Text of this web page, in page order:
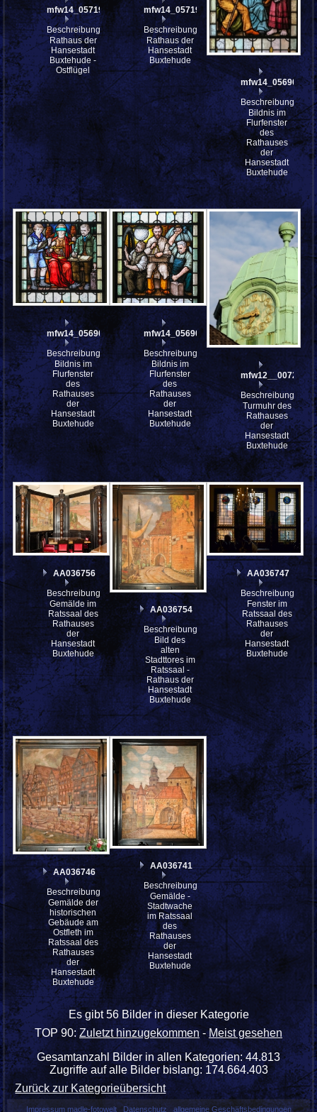
mfw14_057199
Beschreibung:
Rathaus der
Hansestadt
Buxtehude -
Ostflügel
mfw14_057198
Beschreibung:
Rathaus der
Hansestadt
Buxtehude
mfw14_056902
Beschreibung:
Bildnis im
Flurfenster
des
Rathauses
der
Hansestadt
Buxtehude
mfw14_056901
Beschreibung:
Bildnis im
Flurfenster
des
Rathauses
der
Hansestadt
Buxtehude
mfw14_056900
Beschreibung:
Bildnis im
Flurfenster
des
Rathauses
der
Hansestadt
Buxtehude
mfw12__007202
Beschreibung:
Turmuhr des
Rathauses
der
Hansestadt
Buxtehude
AA036756
Beschreibung:
Gemälde im
Ratssaal des
Rathauses
der
Hansestadt
Buxtehude
AA036754
Beschreibung:
Bild des
alten
Stadttores im
Ratssaal -
Rathaus der
Hansestadt
Buxtehude
AA036747
Beschreibung:
Fenster im
Ratssaal des
Rathauses
der
Hansestadt
Buxtehude
AA036746
Beschreibung:
Gemälde der
historischen
Gebäude am
Ostfleth im
Ratssaal des
Rathauses
der
Hansestadt
Buxtehude
AA036741
Beschreibung:
Gemälde -
Stadtwache
im Ratssaal
des
Rathauses
der
Hansestadt
Buxtehude
Es gibt 56 Bilder in dieser Kategorie
TOP 90:Zuletzt hinzugekommen-Meist gesehen
Gesamtanzahl Bilder in allen Kategorien: 44.813
Zugriffe auf alle Bilder bislang: 174.664.403
Zurück zur Kategorieübersicht
Impressum madle-fotowelt Datenschutz allgemeine Geschäftsbedingungen